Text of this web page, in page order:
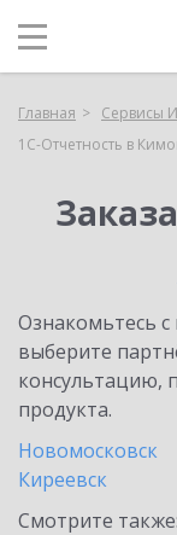
Главная Сервисы
1С-Отчетность в
Ознакомьтесь
выберите
консультацию,
продукта.
Новомосковск
Киреевск
Смотрите также: